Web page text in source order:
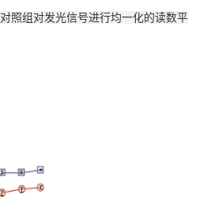
照组对发光信号进行均一化的读数平